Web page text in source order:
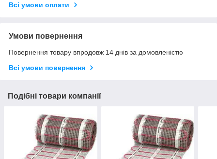
Всі умови оплати
Умови повернення
Повернення товару впродовж 14 днів за домовленістю
Всі умови повернення
Подібні товари компанії